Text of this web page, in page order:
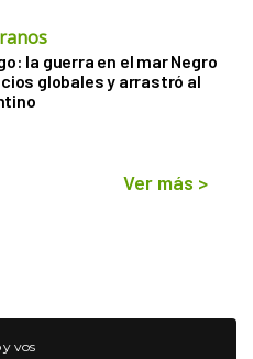
la guerra en el mar Negro
globales y arrastró al
Ver más >
vos